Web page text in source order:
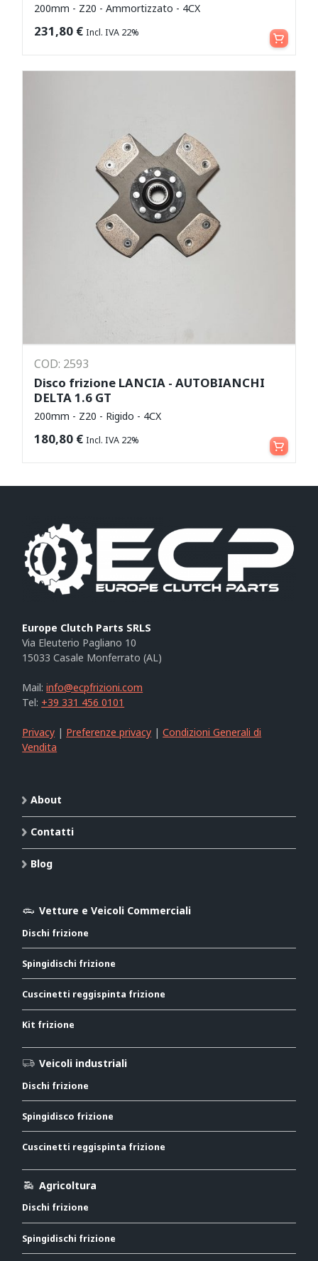
200mm - Z20 - Ammortizzato - 4CX
231,80 € Incl. IVA 22% Aggiungi al carrello
COD: 2593
Disco frizione LANCIA - AUTOBIANCHI
DELTA 1.6 GT
200mm - Z20 - Rigido - 4CX
180,80 € Incl. IVA 22% Aggiungi al carrello
Europe Clutch Parts SRLS
Via Eleuterio Pagliano 10
15033 Casale Monferrato (AL)
Mail:info@ecpfrizioni.com
Tel: +39 331 456 0101
Privacy | Preferenze privacy |Condizioni Generali di
Vendita
About
Contatti
Blog
Vetture e Veicoli Commerciali
Dischi frizione
Spingidischi frizione
Cuscinetti reggispinta frizione
Kit frizione
Veicoli industriali
Dischi frizione
Spingidisco frizione
Cuscinetti reggispinta frizione
Agricoltura
Dischi frizione
Spingidischi frizione